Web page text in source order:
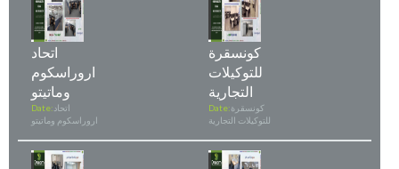
اتحاد
اروراسكوم
وماتيتو
Date: اتحاد
اروراسكوم وماتيتو
كونسقرة
للتوكيلات
التجارية
Date:كونسقرة
للتوكيلات التجارية